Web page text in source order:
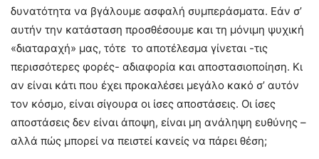
δυνατότητα να βγάλουμε ασφαλή συμπεράσματα. Εάν σ’
αυτήν την κατάσταση προσθέσουμε και τη μόνιμη ψυχική
«διαταραχή» μας, τότε το αποτέλεσμα γίνεται -τις
περισσότερες φορές- αδιαφορία και αποστασιοποίηση. Κι
αν είναι κάτι που έχει προκαλέσει μεγάλο κακό σ’ αυτόν
τον κόσμο, είναι σίγουρα οι ίσες αποστάσεις. Οι ίσες
αποστάσεις δεν είναι άποψη, είναι μη ανάληψη ευθύνης –
αλλά πώς μπορεί να πειστεί κανείς να πάρει θέση;